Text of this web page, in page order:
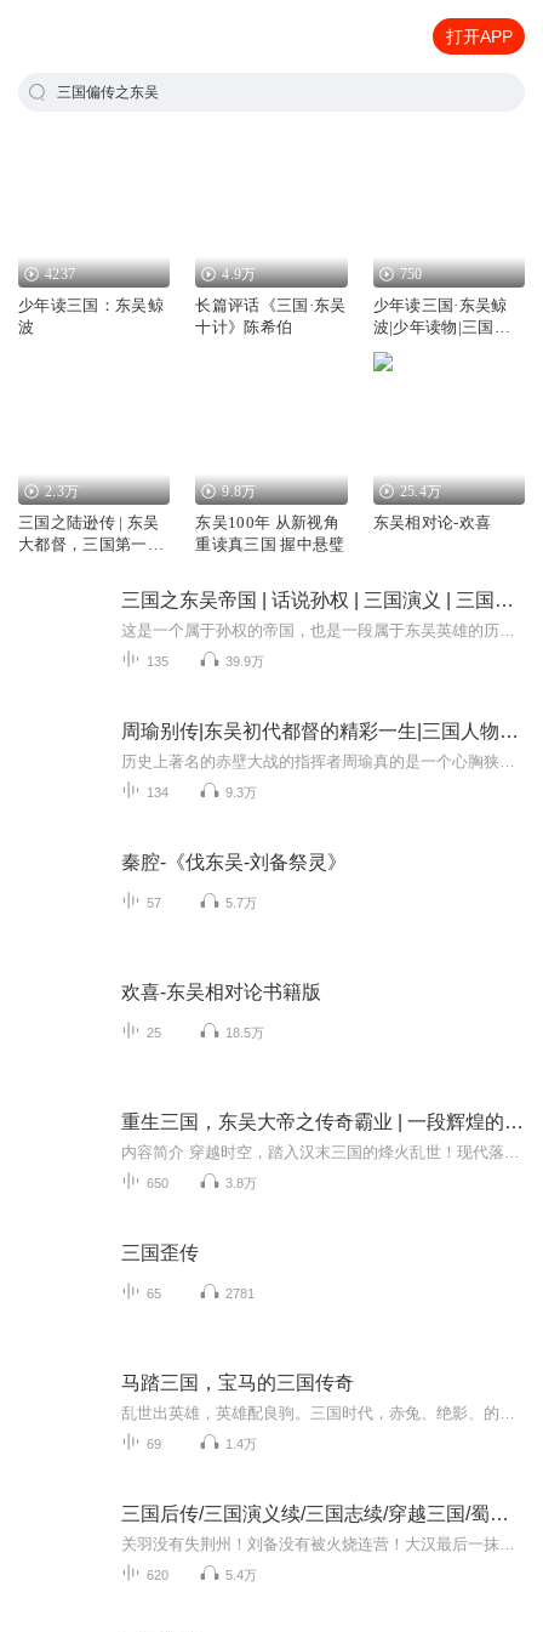
打开APP
三国偏传之东吴
4237
少年读三国：东吴鲸
波
4.9万
长篇评话《三国·东吴
十计》陈希伯
750
少年读三国·东吴鲸
波|少年读物|三国历
史|名人英杰|多播
2.3万
三国之陆逊传 | 东吴
大都督，三国第一儒
9.8万
东吴100年 从新视角
重读真三国 握中悬璧
25.4万
东吴相对论-欢喜
三国之东吴帝国 | 话说孙权 | 三国演义 | 三国志 | 中国历史故事
135 39.9万
周瑜别传|东吴初代都督的精彩一生|三国人物传记小说|精彩演绎
134 9.3万
秦腔-《伐东吴-刘备祭灵》
57 5.7万
欢喜-东吴相对论书籍版
25 18.5万
重生三国，东吴大帝之传奇霸业 | 一段辉煌的历史 | 穿越历史 | 成就霸业
650 3.8万
三国歪传
65 2781
马踏三国，宝马的三国传奇
69 1.4万
三国后传/三国演义续/三国志续/穿越三国/蜀汉后传
620 5.4万